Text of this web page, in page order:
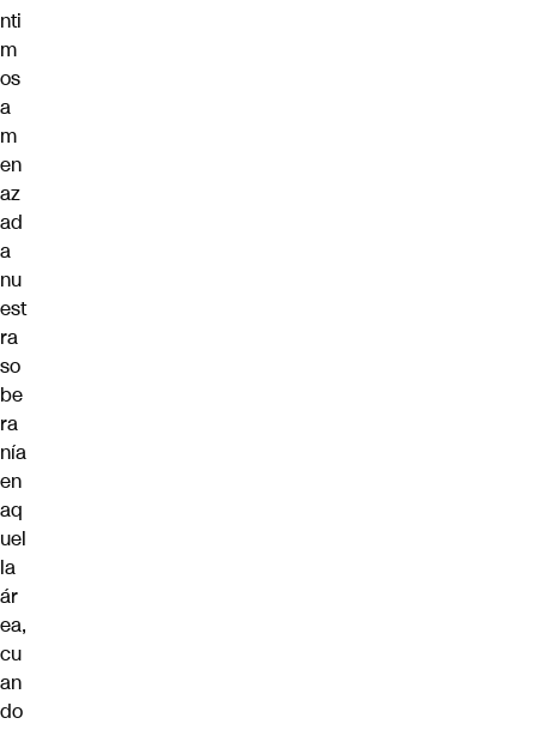
nti
m
os
a
m
en
az
ad
a
nu
est
ra
so
be
ra
nía
en
aq
uel
la
ár
ea,
cu
an
do